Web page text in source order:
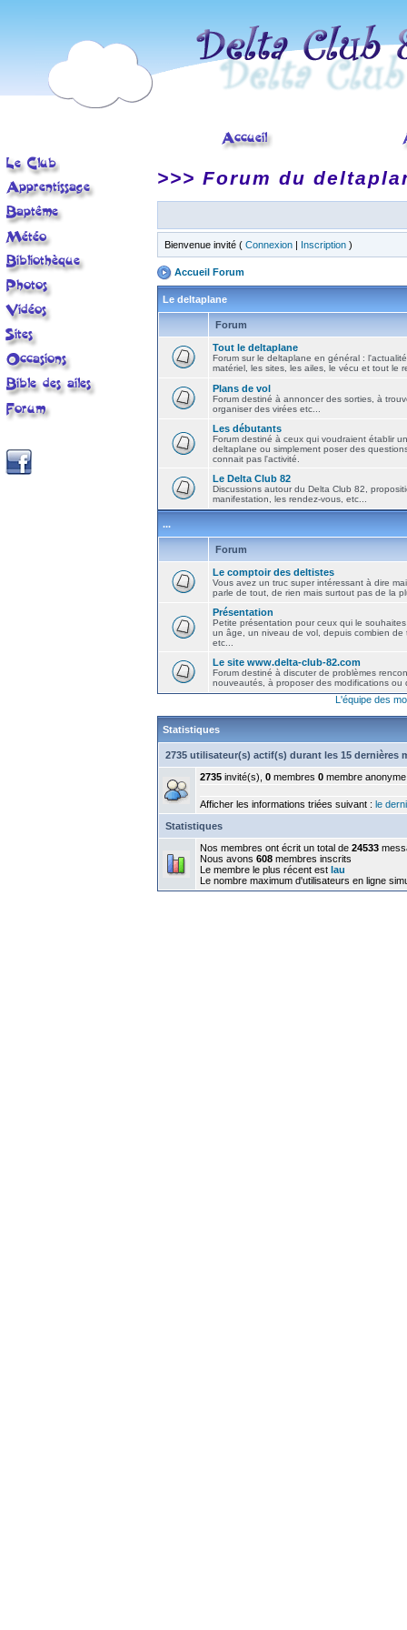
>>> Forum du
Bienvenue invité ( Connexion | Inscription )
Accueil Forum
Le deltaplane
Forum
Tout le deltaplane
Forum sur le deltaplane en général :
matériel, les sites, les ailes, le vécu et tout le
Plans de vol
Forum destiné à annoncer des sorties, à
organiser des virées etc...
Les débutants
Forum destiné à ceux qui voudraient établir
deltaplane ou simplement poser des
connait pas l'activité.
Le Delta Club 82
Discussions autour du Delta Club 82,
manifestation, les rendez-vous, etc...
...
Forum
Le comptoir des deltistes
Vous avez un truc super intéressant à dire
parle de tout, de rien mais surtout pas de la
Présentation
Petite présentation pour ceux qui le
un âge, un niveau de vol, depuis combien de
etc...
Le site www.delta-club-82.com
Forum destiné à discuter de problèmes
nouveautés, à proposer des modifications ou
L'équipe des
Statistiques
2735 utilisateur(s) actif(s) durant les 15 dernières
2735 invité(s), 0 membres 0 membre anonyme
Afficher les informations triées suivant : le
Statistiques
Nos membres ont écrit un total de 24533
Nous avons 608 membres inscrits
Le membre le plus récent est lau
Le nombre maximum d'utilisateurs en ligne